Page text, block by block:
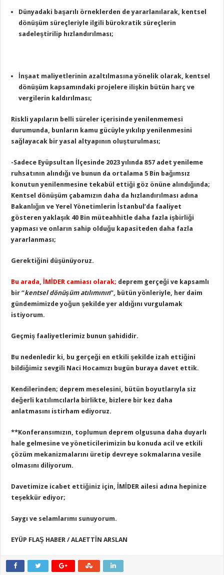
Dünyadaki başarılı örneklerden de yararlanılarak, kentsel
dönüşüm süreçleriyle ilgili bürokratik süreçlerin
sadeleştirilip hızlandırılması;
İnşaat maliyetlerinin azaltılmasına yönelik olarak, kentsel
dönüşüm kapsamındaki projelere ilişkin bütün harç ve
vergilerin kaldırılması;
Riskli yapıların belli süreler içerisinde yenilenmemesi
durumunda, bunların kamu gücüyle yıkılıp yenilenmesini
sağlayacak bir yasal altyapının oluşturulması;
-Sadece Eyüpsultan İlçesinde 2023 yılında 857 adet yenileme
ruhsatının alındığı ve bunun da ortalama 5 Bin bağımsız
konutun yenilenmesine tekabül ettiği göz önüne alındığında;
Kentsel dönüşüm çabamızın daha da hızlandırılması adına
Bakanlığın ve Yerel Yönetimlerin İstanbul’da faaliyet
gösteren yaklaşık 40 Bin müteahhitle daha fazla işbirliği
yapması ve onların sahip olduğu kapasiteden daha fazla
yararlanması;
Gerektiğini düşünüyoruz.
Bu arada, İMİDER camiası olarak; deprem gerçeği ve kapsamlı
bir “kentsel dönüşüm atılımının”, bütün yönleriyle, her daim
gündemimizde yoğun şekilde yer aldığını vurgulamak
istiyorum.
Geçmiş faaliyetlerimiz bunun şahididir.
Bu nedenledir ki, bu gerçeği en etkili şekilde izah ettiğini
bildiğimiz sevgili Naci Hocamızı bugün buraya davet ettik.
Kendilerinden; deprem meselesini, bütün boyutlarıyla siz
değerli katılımcılarla birlikte, bizlere bir kez daha
anlatmasını istirham ediyoruz.
**Konferansımızın, toplumun deprem olgusuna daha duyarlı
hale gelmesine ve yöneticilerimizin bu konuda acil ve etkili
çözüm mekanizmalarını üretip devreye sokmalarına vesile
olmasını diliyorum.
Davetimize icabet ettiğiniz için, İMİDER ailesi adına hepinize
teşekkür ediyor;
Saygı ve selamlarımı sunuyorum.
EYÜP FLAŞ HABER / ALAETTİN ARSLAN